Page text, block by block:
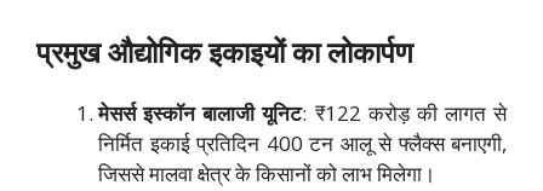
प्रमुख औद्योगिक इकाइयों का लोकार्पण
मेसर्स इस्कॉन बालाजी यूनिट: ₹122 करोड़ की लागत से
निर्मित इकाई प्रतिदिन 400 टन आलू से फ्लैक्स बनाएगी,
जिससे मालवा क्षेत्र के किसानों को लाभ मिलेगा।